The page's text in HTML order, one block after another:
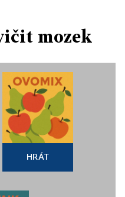
mozek
HRÁT